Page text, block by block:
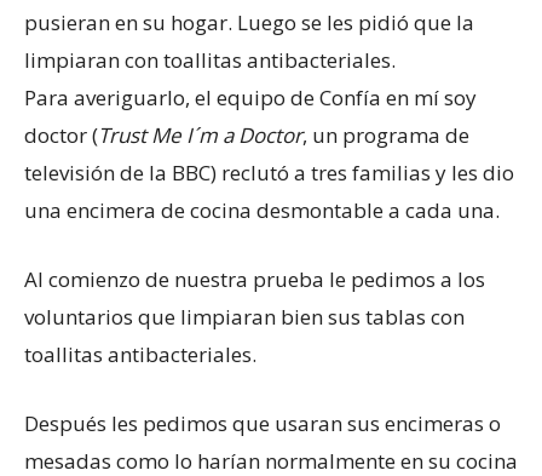
pusieran en su hogar. Luego se les pidió que la
limpiaran con toallitas antibacteriales.
Para averiguarlo, el equipo de Confía en mí soy
doctor (Trust Me I´m a Doctor, un programa de
televisión de la BBC) reclutó a tres familias y les dio
una encimera de cocina desmontable a cada una.
Al comienzo de nuestra prueba le pedimos a los
voluntarios que limpiaran bien sus tablas con
toallitas antibacteriales.
Después les pedimos que usaran sus encimeras o
mesadas como lo harían normalmente en su cocina